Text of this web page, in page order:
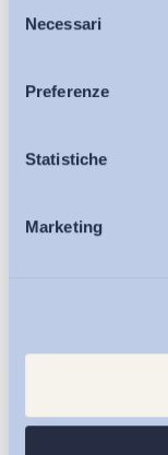
delNecessari
Preferenze
Statistiche
Marketing
Bollettini ADAPT
Articoli
Osservatori
Eventi